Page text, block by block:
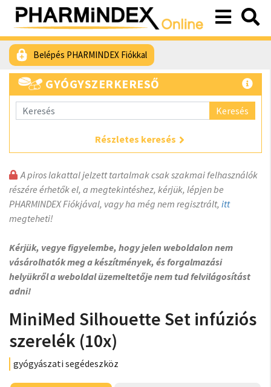
Belépés PHARMINDEX Fiókkal
GYÓGYSZERKERESŐ
Keresés
Részletes keresés
A piros lakattal jelzett tartalmak csak szakmai felhasználók
részére érhetők el, a megtekintéshez, kérjük, lépjen be
PHARMINDEX Fiókjával, vagy ha még nem regisztrált, itt
megteheti!
Kérjük, vegye figyelembe, hogy jelen weboldalon nem
vásárolhatók meg a készítmények, és forgalmazási
helyükről a weboldal üzemeltetője nem tud felvilágosítást
adni!
MiniMed Silhouette Set infúziós
szerelék (10x)
gyógyászati segédeszköz